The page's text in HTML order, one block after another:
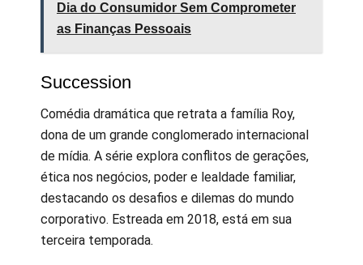
Dia do Consumidor Sem Comprometer
as Finanças Pessoais
Succession
Comédia dramática que retrata a família Roy,
dona de um grande conglomerado internacional
de mídia. A série explora conflitos de gerações,
ética nos negócios, poder e lealdade familiar,
destacando os desafios e dilemas do mundo
corporativo. Estreada em 2018, está em sua
terceira temporada.